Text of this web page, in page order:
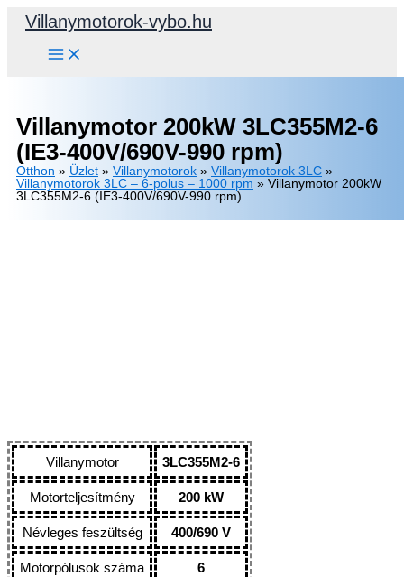
SkipVillanymotorok-vybo.hu
Villanymotor 200kW 3LC355M2-6
(IE3-400V/690V-990 rpm)
Otthon » Üzlet » Villanymotorok » Villanymotorok 3LC »
Villanymotorok 3LC – 6-polus – 1000 rpm » Villanymotor 200kW
3LC355M2-6 (IE3-400V/690V-990 rpm)
Villanymotor 3LC355M2-6
Motorteljesítmény 200 kW
Névleges feszültség 400/690 V
Motorpólusok száma 6